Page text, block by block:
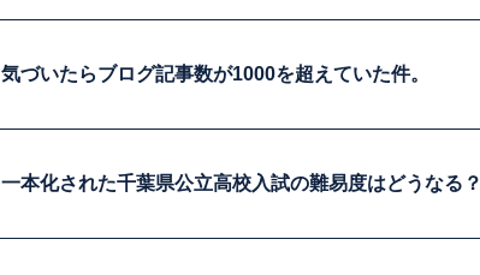
気づいたらブログ記事数が1000を超えていた件。
一本化された千葉県公立高校入試の難易度はどうなる？